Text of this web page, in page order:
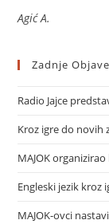
Agić A.
Zadnje Objave
Radio Jajce
Kroz igre do novih
MAJOK
Engleski jezik kroz
MAJOK-ovci